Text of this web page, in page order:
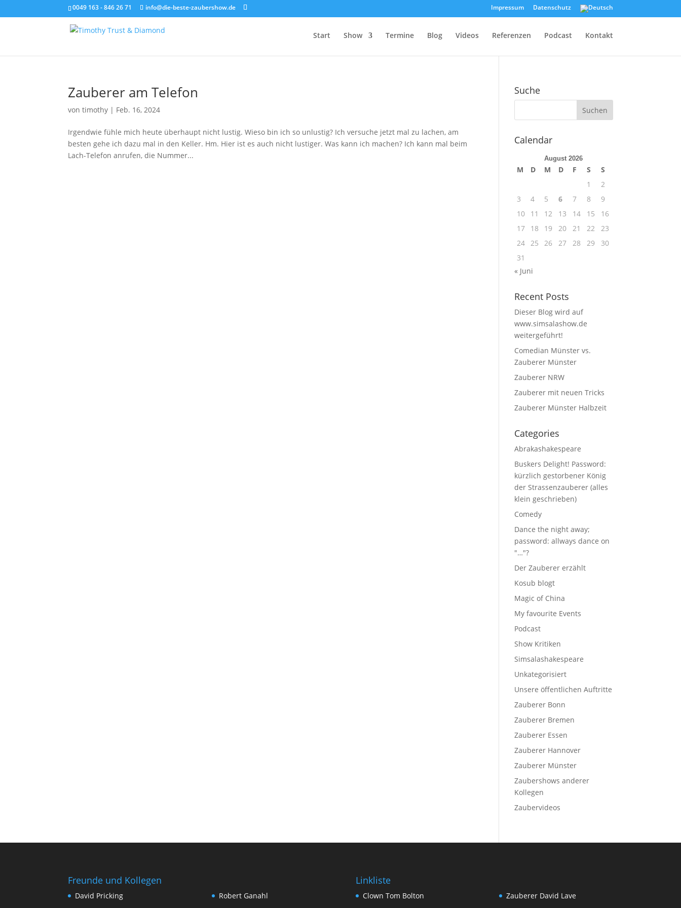
0049 163 - 846 26 71 info@die-beste-zaubershow.de Impressum Datenschutz
Start Show Termine Blog Videos Referenzen Podcast Kontakt
Zauberer am Telefon
vontimothy | Feb. 16, 2024
Irgendwie fühle mich heute überhaupt nicht lustig. Wieso bin ich so unlustig? Ich versuche jetzt mal zu lachen, am
besten gehe ich dazu mal in den Keller. Hm. Hier ist es auch nicht lustiger. Was kann ich machen? Ich kann mal beim
Lach-Telefon anrufen, die Nummer...
Suche
Calendar
August 2026
M D M D F S
S
1
2
3
4 5 6 7 8
9
10
11 12 13 14 15
16
17
18 19 20 21 22
23
24 25 26 27 28 29
30
31
« Juni
Recent Posts
Dieser Blog wird auf
www.simsalashow.de
weitergeführt!
Comedian Münster vs.
Zauberer Münster
Zauberer NRW
Zauberer mit neuen Tricks
Zauberer Münster Halbzeit
Categories
Abrakashakespeare
Buskers Delight! Password:
kürzlich gestorbener König
der Strassenzauberer (alles
klein geschrieben)
Comedy
Dance the night away;
password: allways dance on
"…"?
Der Zauberer erzählt
Kosub blogt
Magic of China
My favourite Events
Podcast
Show Kritiken
Simsalashakespeare
Unkategorisiert
Unsere öffentlichen Auftritte
Zauberer Bonn
Zauberer Bremen
Zauberer Essen
Zauberer Hannover
Zauberer Münster
Zaubershows anderer
Kollegen
Zaubervideos
Freunde und Kollegen
David Pricking
Robert Ganahl
Linkliste
Clown Tom Bolton
Zauberer David Lave